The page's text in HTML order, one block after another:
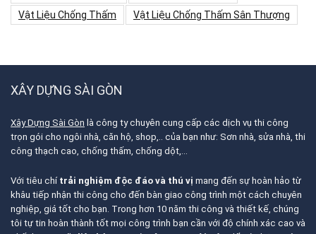
Vật Liệu Chống Thấm
Vật Liệu Chống Thấm Sân Thượng
XÂY DỰNG SÀI GÒN
Xây Dựng Sài Gòn là công ty chuyên cung cấp các dịch vụ thi công
trọn gói cho ngôi nhà, căn hộ, shop,.. của bạn như: Sơn nhà, sửa nhà, thi
công thạch cao, chống thấm, chống dột,…
Với tiêu chí trải nghiệm độc đáo và thú vị mang đến sự hoàn hảo từ
khâu tiếp nhận thi công cho đến bàn giao công trình một cách chuyên
nghiệp, giá tốt cho bạn. Trong hơn 10 năm thi công và thiết kế, chúng
tôi tự tin hoàn thành tốt mọi công trình bạn cần với độ chính xác cao và